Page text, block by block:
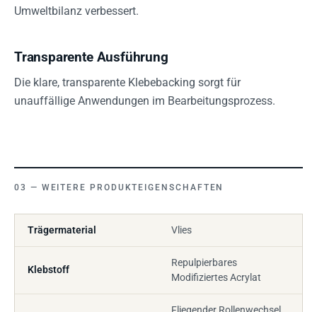
Umweltbilanz verbessert.
Transparente Ausführung
Die klare, transparente Klebebacking sorgt für
unauffällige Anwendungen im Bearbeitungsprozess.
WEITERE PRODUKTEIGENSCHAFTEN
Trägermaterial Vlies
Klebstoff
Repulpierbares
Modifiziertes Acrylat